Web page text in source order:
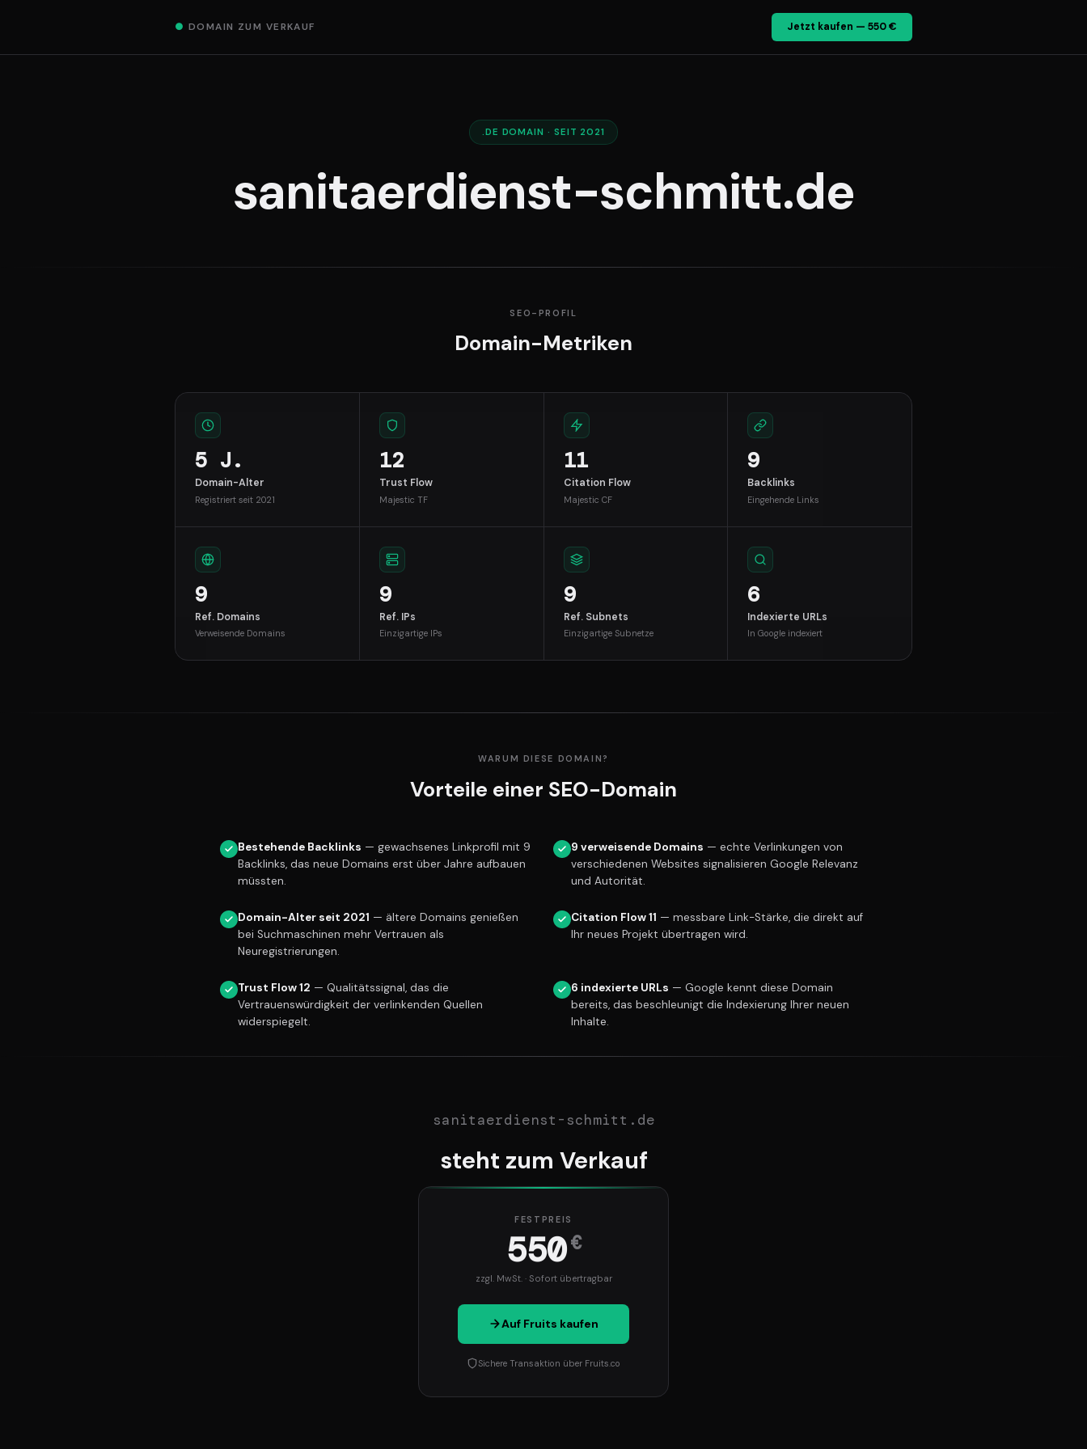
● DOMAIN ZUM VERKAUF Jetzt kaufen — 550 €
.DE DOMAIN · SEIT 2021
sanitaerdienst-schmitt.de
SEO-PROFIL
Domain-Metriken
5 J.
Domain-Alter
Registriert seit 2021
12
Trust Flow
Majestic TF
11
Citation Flow
Majestic CF
9
Backlinks
Eingehende Links
9
Ref. Domains
Verweisende Domains
9
Ref. IPs
Einzigartige IPs
9
Ref. Subnets
Einzigartige Subnetze
6
Indexierte URLs
In Google indexiert
WARUM DIESE DOMAIN?
Vorteile einer SEO-Domain
Bestehende Backlinks — gewachsenes Linkprofil mit 9
Backlinks, das neue Domains erst über Jahre aufbauen
müssten.
9 verweisende Domains — echte Verlinkungen von
verschiedenen Websites signalisieren Google Relevanz
und Autorität.
Domain-Alter seit 2021 — ältere Domains genießen
bei Suchmaschinen mehr Vertrauen als
Neuregistrierungen.
Citation Flow 11 — messbare Link-Stärke, die direkt auf
Ihr neues Projekt übertragen wird.
Trust Flow 12 — Qualitätssignal, das die
Vertrauenswürdigkeit der verlinkenden Quellen
widerspiegelt.
6 indexierte URLs — Google kennt diese Domain
bereits, das beschleunigt die Indexierung Ihrer neuen
Inhalte.
sanitaerdienst-schmitt.de
steht zum Verkauf
FESTPREIS
550€
zzgl. MwSt. · Sofort übertragbar
Auf Fruits kaufen
Sichere Transaktion über Fruits.co